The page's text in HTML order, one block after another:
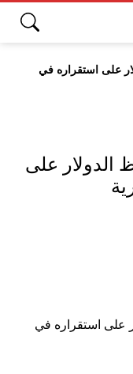
على استقراره في
الدولار على